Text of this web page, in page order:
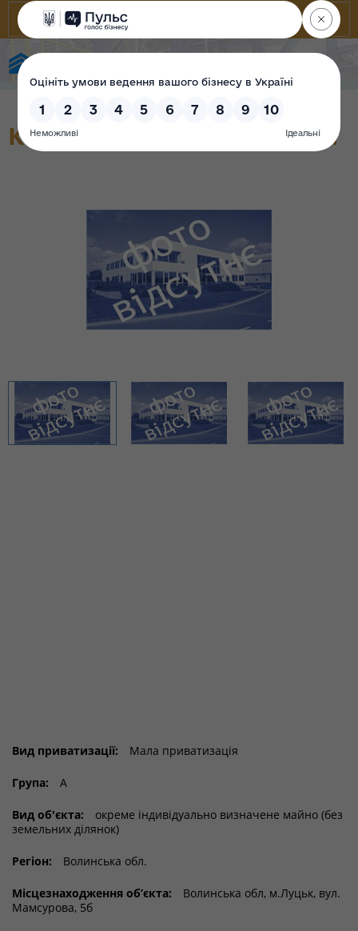
Конденсаторна установка
Вид приватизації: Мала приватизація
Група: А
Вид об'єкта:
окреме індивідуально визначене майно (без
земельних ділянок)
Регіон: Волинська обл.
Місцезнаходження об’єкта:
Волинська обл, м.Луцьк, вул.
Мамсурова, 5б